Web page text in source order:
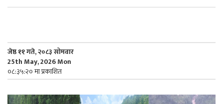
जेष्ठ ११ गते, २०८३ सोमवार
25th May, 2026 Mon
०८:३५:२० मा प्रकाशित